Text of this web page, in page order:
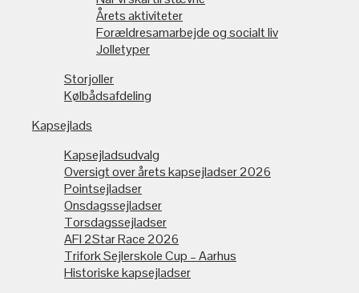
Årets aktiviteter
Forældresamarbejde og socialt liv
Jolletyper
Storjoller
Kølbådsafdeling
Kapsejlads
Kapsejladsudvalg
Oversigt over årets kapsejladser 2026
Pointsejladser
Onsdagssejladser
Torsdagssejladser
AFI 2Star Race 2026
Trifork Sejlerskole Cup – Aarhus
Historiske kapsejladser